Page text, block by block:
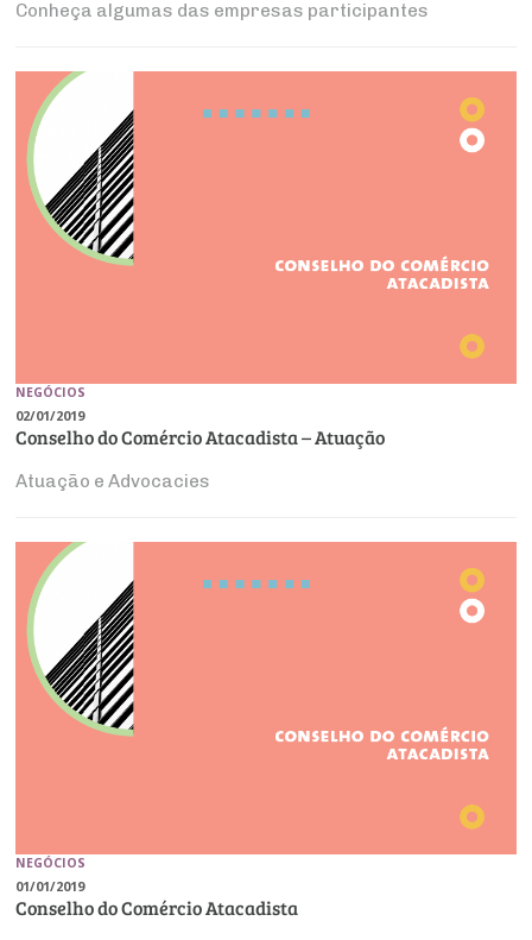
Conheça algumas das empresas participantes
NEGÓCIOS
02/01/2019
Conselho do Comércio Atacadista – Atuação
Atuação e Advocacies
NEGÓCIOS
01/01/2019
Conselho do Comércio Atacadista